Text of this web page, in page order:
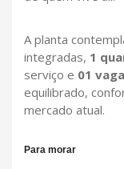
A planta
integradas, 1
serviço e 01
equilibrado,
mercado atual.
Para morar